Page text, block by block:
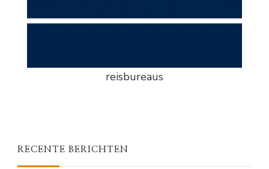
reisbureaus
RECENTE BERICHTEN